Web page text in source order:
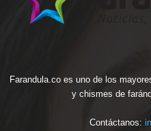
Farandula.co es uno de los
y chismes de
Contáctanos: